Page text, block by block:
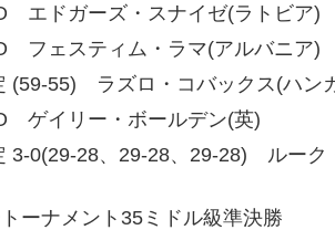
エドガーズ・スナイゼ(ラトビア)
フェスティム・ラマ(アルバニア)
55) ラズロ・コバックス(ハン
ゲイリー・ボールデン(英)
0(29-28、29-28、29-28) ルーク
ーナメント35ミドル級準決勝